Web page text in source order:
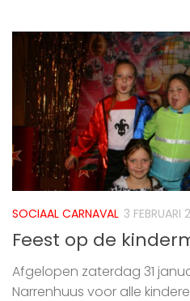
SOCIAAL CARNAVAL 3 FEBRUARI
Feest op de
Afgelopen zaterdag 31
Narrenhuus voor alle